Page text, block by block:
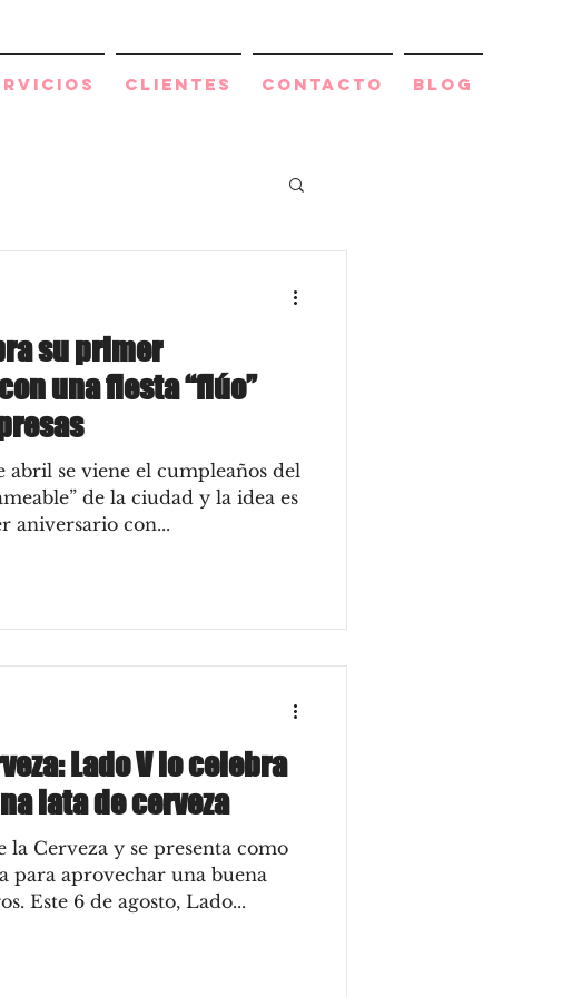
Clientes Contacto BLOG
su primer
una fiesta “flúo”
se viene el cumpleaños del
de la ciudad y la idea es
aniversario con...
Lado V lo celebra
lata de cerveza
la Cerveza y se presenta como
para aprovechar una buena
Este 6 de agosto, Lado...